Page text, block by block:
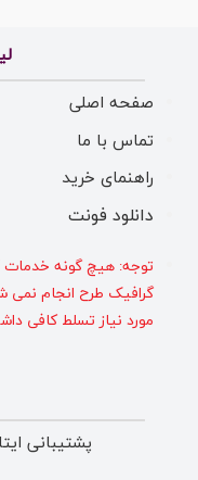
صفحه اصلی
تماس با ما
راهنمای خرید
دانلود فونت
توجه: هیچ گونه
گرافیک طرح انجام نمی
مورد نیاز تسلط کافی
پشتیبانی